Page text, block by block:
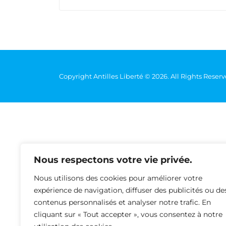
Nous respectons votre vie privée.
Nous utilisons des cookies pour améliorer votre
expérience de navigation, diffuser des publicités ou
contenus personnalisés et analyser notre trafic. En
cliquant sur « Tout accepter », vous consentez à notre
Copyright Antilles Liberté © 2026. All Rights